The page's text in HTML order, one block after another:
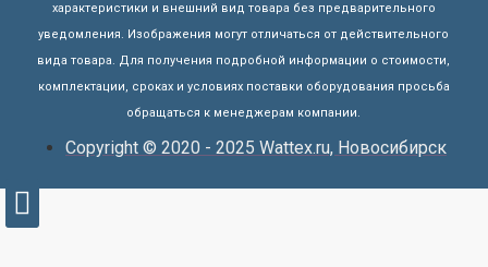
характеристики и внешний вид товара без предварительного
уведомления. Изображения могут отличаться от действительного
вида товара. Для получения подробной информации о стоимости,
комплектации, сроках и условиях поставки оборудования просьба
обращаться к менеджерам компании.
Copyright © 2020 - 2025 Wattex.ru, Новосибирск